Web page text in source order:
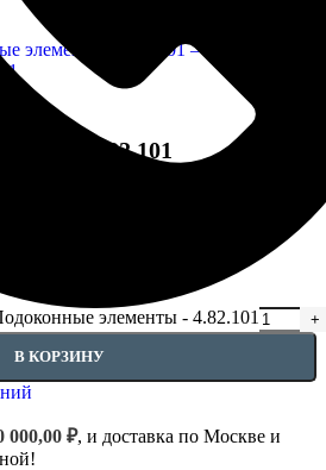
— 4.82.101
элементы - 4.82.101
В КОРЗИНУ
000,00 ₽, и доставка по Москве и